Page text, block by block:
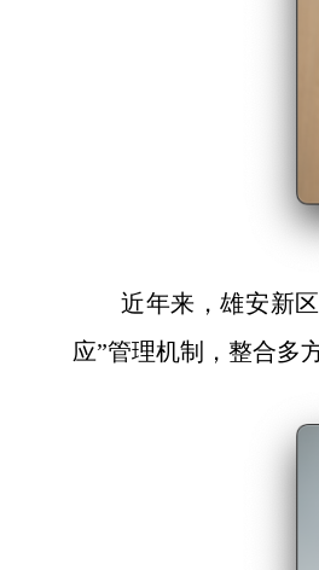
近年来，雄安新
应”管理机制，整合多